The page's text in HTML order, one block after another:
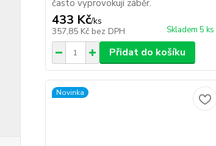
často vyprovokují záběr.
433 Kč/ks
357,85 Kč bez DPH Skladem 5 ks
Přidat do košíku
Novinka